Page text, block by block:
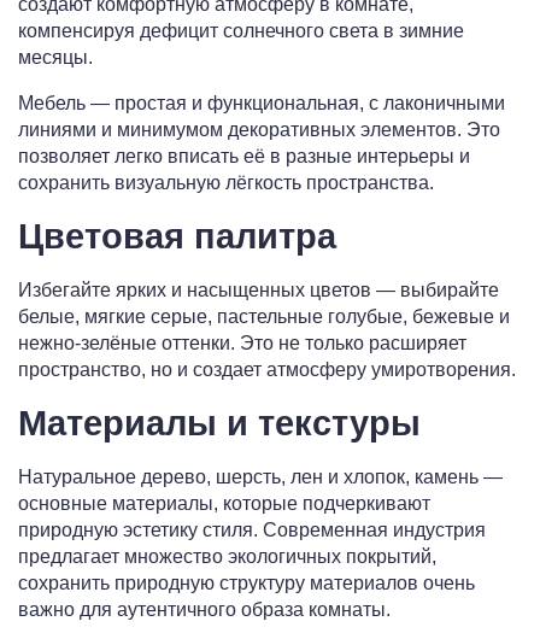
создают комфортную атмосферу в комнате,
компенсируя дефицит солнечного света в зимние
месяцы.
Мебель — простая и функциональная, с лаконичными
линиями и минимумом декоративных элементов. Это
позволяет легко вписать её в разные интерьеры и
сохранить визуальную лёгкость пространства.
Цветовая палитра
Избегайте ярких и насыщенных цветов — выбирайте
белые, мягкие серые, пастельные голубые, бежевые и
нежно-зелёные оттенки. Это не только расширяет
пространство, но и создает атмосферу умиротворения.
Материалы и текстуры
Натуральное дерево, шерсть, лен и хлопок, камень —
основные материалы, которые подчеркивают
природную эстетику стиля. Современная индустрия
предлагает множество экологичных покрытий,
сохранить природную структуру материалов очень
важно для аутентичного образа комнаты.